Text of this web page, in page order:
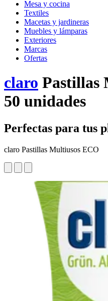
Mesa y cocina
Textiles
Macetas y jardineras
Muebles y lámparas
Exteriores
Marcas
Ofertas
claro Pastillas
50 unidades
Perfectas para tus
claro Pastillas Multiusos ECO